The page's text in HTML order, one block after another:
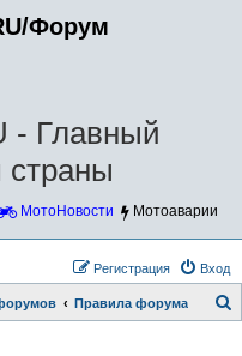
Форум
- Главный
МотоНовости Мотоаварии
Вход
Регистрация
Правила форума